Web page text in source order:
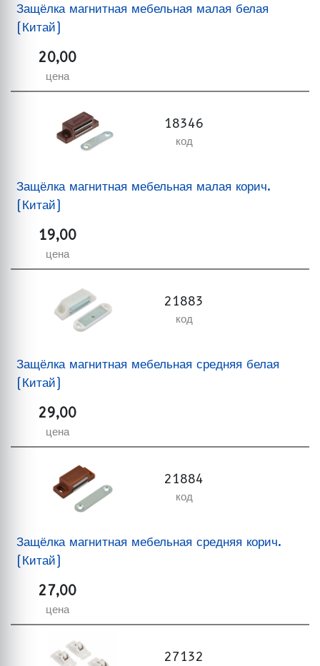
Защёлка магнитная мебельная малая белая
(Китай)
20,00
цена
18346
код
Защёлка магнитная мебельная малая корич.
(Китай)
19,00
цена
21883
код
Защёлка магнитная мебельная средняя белая
(Китай)
29,00
цена
21884
код
Защёлка магнитная мебельная средняя корич.
(Китай)
27,00
цена
27132